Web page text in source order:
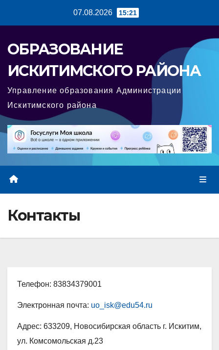
07.08.2026 15:21
ОБРАЗОВАНИЕ
ИСКИТИМСКОГО РАЙОНА
Управление образования Администрации
Искитимского района
Контакты
Телефон: 83834379001
Электронная почта: uo_isk@edu54.ru
Адрес: 633209, Новосибирская область г. Искитим,
ул. Комсомольская д.23